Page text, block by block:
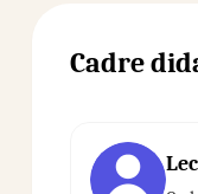
Cadre